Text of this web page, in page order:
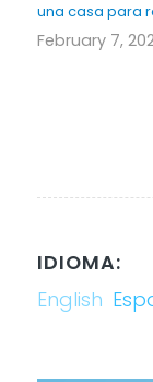
una casa para
February 7,
IDIOMA:
English